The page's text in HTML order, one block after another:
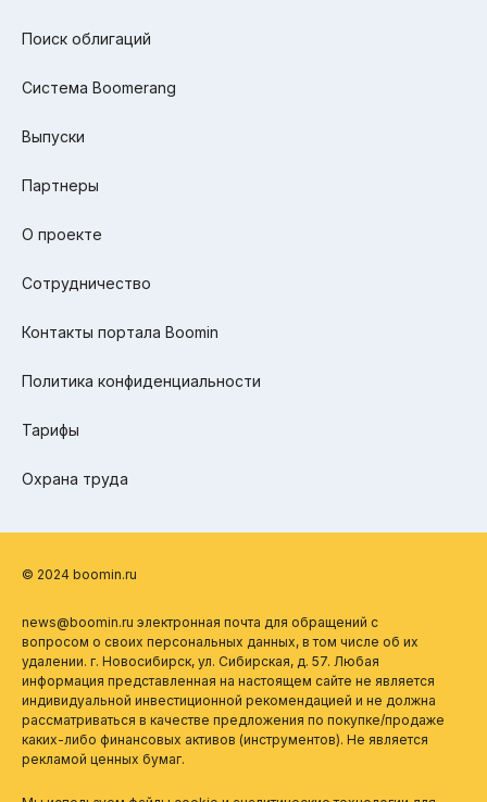
Поиск облигаций
Система Boomerang
Выпуски
Партнеры
О проекте
Сотрудничество
Контакты портала Boomin
Политика конфиденциальности
Тарифы
Охрана труда
© 2024 boomin.ru
news@boomin.ru электронная почта для обращений с
вопросом о своих персональных данных, в том числе об их
удалении. г. Новосибирск, ул. Сибирская, д. 57. Любая
информация представленная на настоящем сайте не является
индивидуальной инвестиционной рекомендацией и не должна
рассматриваться в качестве предложения по покупке/продаже
каких-либо финансовых активов (инструментов). Не является
рекламой ценных бумаг.